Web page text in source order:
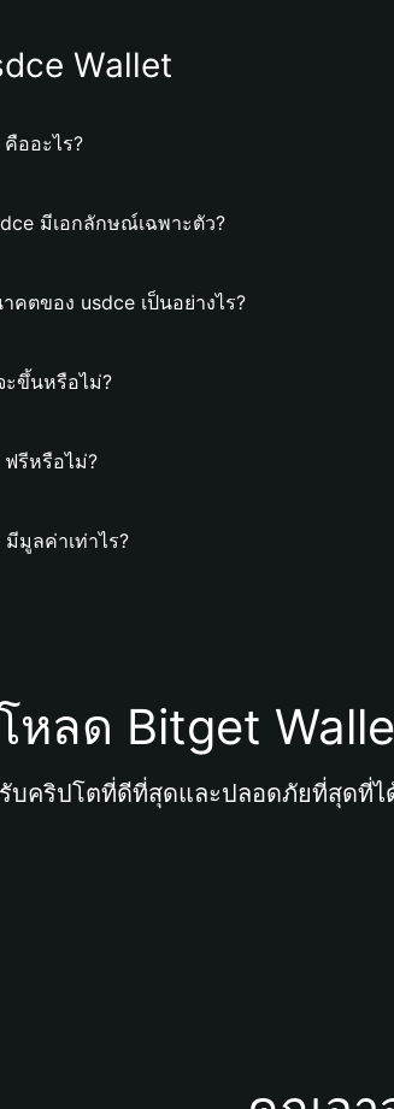
Wallet
ออะไร?
มีเอกลักษณ์เฉพาะตัว?
คตของ usdce เป็นอย่างไร?
ะขึ้นหรือไม่?
ฟรีหรือไม่?
มูลค่าเท่าไร?
หลด Bitget
บคริปโตที่ดีที่สุดและปลอดภัยที่สุดที่